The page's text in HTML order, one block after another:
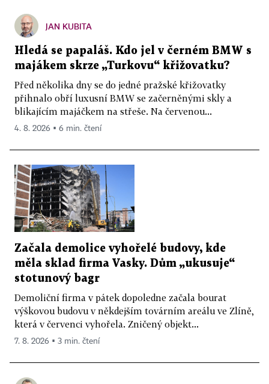
JAN KUBITA
Hledá se papaláš. Kdo jel v černém BMW s
majákem skrze „Turkovu“ křižovatku?
Před několika dny se do jedné pražské křižovatky
přihnalo obří luxusní BMW se začerněnými skly a
blikajícím majáčkem na střeše. Na červenou...
4. 8. 2026 ▪ 6 min. čtení
Začala demolice vyhořelé budovy, kde
měla sklad firma Vasky. Dům „ukusuje“
stotunový bagr
Demoliční firma v pátek dopoledne začala bourat
výškovou budovu v někdejším továrním areálu ve Zlíně,
která v červenci vyhořela. Zničený objekt...
7. 8. 2026 ▪ 3 min. čtení